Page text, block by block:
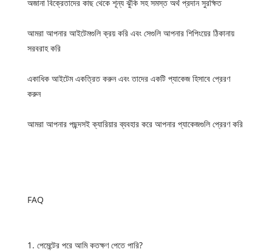
অজানা বিক্রেতাদের কাছ থেকে শূন্য ঝুঁকি সহ সমস্ত অর্থ প্রদান সুরক্ষিত
আমরা আপনার আইটেমগুলি ক্রয় করি এবং সেগুলি আপনার শিপিংয়ের ঠিকানায়
সরবরাহ করি
একাধিক আইটেম একত্রিত করুন এবং তাদের একটি প্যাকেজ হিসাবে প্রেরণ
করুন
আমরা আপনার পছন্দসই ক্যারিয়ার ব্যবহার করে আপনার প্যাকেজগুলি প্রেরণ করি
FAQ
1. পেমেন্টের পরে আমি কতক্ষণ পেতে পারি?